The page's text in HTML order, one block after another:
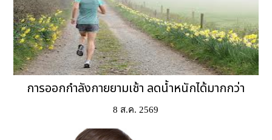
การออกกำลังกายยามเช้า ลดน้ำหนักได้มากกว่า
8 ส.ค. 2569